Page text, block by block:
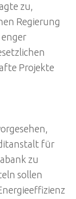
zu,
Regierung
Projekte
für
zu
sollen